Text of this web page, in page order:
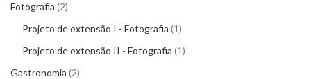
Fotografia 2
Projeto de extensão I - Fotografia 1
Projeto de extensão II - Fotografia 1
Gastronomia 2